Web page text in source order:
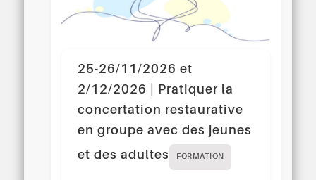
25-26/11/2026 et
2/12/2026 | Pratiquer la
concertation restaurative
en groupe avec des jeunes
et des adultes
FORMATION